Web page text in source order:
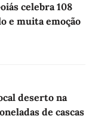
celebra 108
e muita emoção
deserto na
de cascas